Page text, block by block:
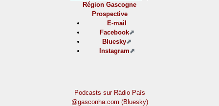
Région Gascogne
Prospective
E-mail
Facebook
Bluesky
Instagram
Podcasts sur Ràdio País
@gasconha.com (Bluesky)